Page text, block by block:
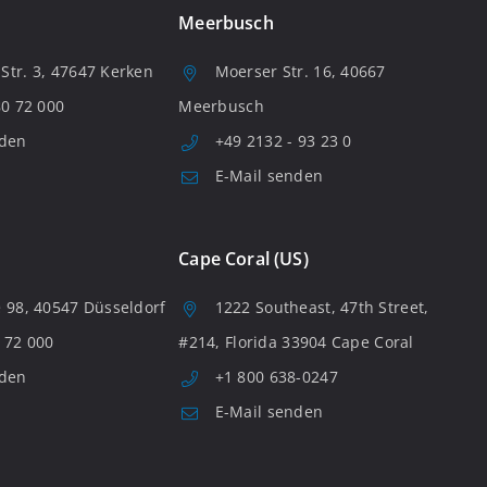
3, 47647 Kerken
72 000
Meerbusch
Moerser Str. 16, 40667
Meerbusch
+49 2132 - 93 23 0
E-Mail senden
98, 40547 Düsseldorf
000
Cape Coral (US)
1222 Southeast, 47th Street,
#214, Florida 33904 Cape Coral
+1 800 638-0247
E-Mail senden